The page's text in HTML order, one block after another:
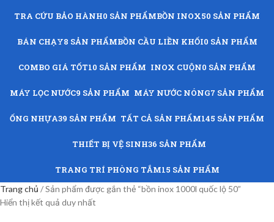
TRA CỨU BẢO HÀNH0 SẢN PHẨMBỒN INOX50 SẢN PHẨM
BÁN CHẠY8 SẢN PHẨMBỒN CẦU LIỀN KHỐI0 SẢN PHẨM
COMBO GIÁ TỐT10 SẢN PHẨM INOX CUỘN0 SẢN PHẨM
MÁY LỌC NƯỚC9 SẢN PHẨM MÁY NƯỚC NÓNG7 SẢN PHẨM
ỐNG NHỰA39 SẢN PHẨM TẤT CẢ SẢN PHẨM145 SẢN PHẨM
THIẾT BỊ VỆ SINH36 SẢN PHẨM
TRANG TRÍ PHÒNG TẮM15 SẢN PHẨM
Trang chủ
Sản phẩm được gắn thẻ “bồn inox 1000l quốc lộ 50”
Hiển thị kết quả duy nhất